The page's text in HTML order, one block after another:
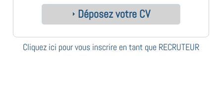
Déposez votre CV
Cliquez ici pour vous inscrire en tant que RECRUTEUR